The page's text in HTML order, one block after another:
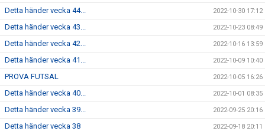
Detta händer vecka 44... 2022-10-30 17:12
Detta händer vecka 43... 2022-10-23 08:49
Detta händer vecka 42... 2022-10-16 13:59
Detta händer vecka 41... 2022-10-09 10:40
PROVA FUTSAL 2022-10-05 16:26
Detta händer vecka 40... 2022-10-01 08:35
Detta händer vecka 39... 2022-09-25 20:16
Detta händer vecka 38 2022-09-18 20:11